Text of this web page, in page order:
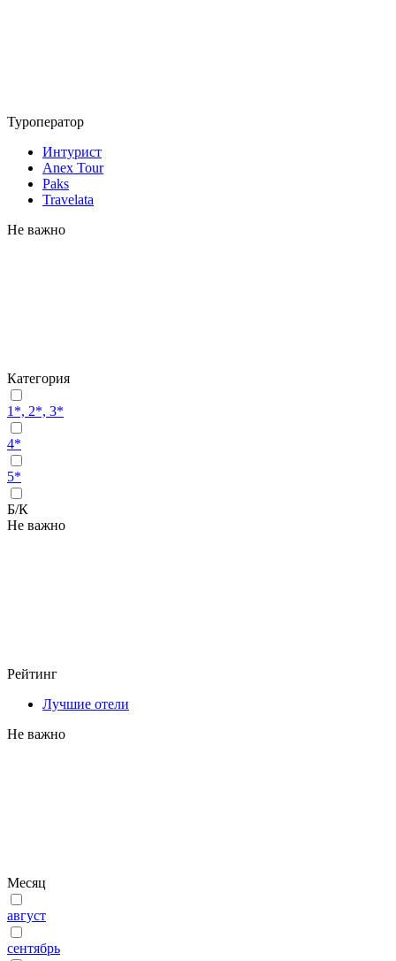
Туроператор
Интурист
Anex Tour
Paks
Travelata
Не важно
Категория
1*, 2*, 3*
4*
5*
Б/К
Не важно
Рейтинг
Лучшие отели
Не важно
Месяц
август
сентябрь